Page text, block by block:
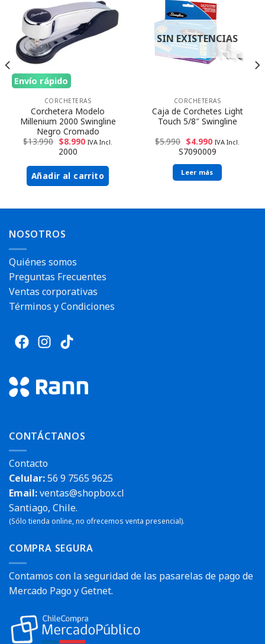
Envío rápido
CORCHETERAS
Corchetera Modelo
Millenium 2000 Swingline
Negro Cromado
$13.990 $8.990 IVA Incl.
2000
Añadir al carrito
SIN EXISTENCIAS
CORCHETERAS
Caja de Corchetes Light
Touch 5/8″ Swingline
$5.990 $4.990 IVA Incl.
S7090009
Leer más
NOSOTROS
Quiénes somos
Preguntas Frecuentes
Ventas corporativas
Términos y Condiciones
CONTÁCTANOS
Contacto
Celular:56 9 7565 9625
Email:ventas@shopbox.cl
Santiago, Chile.
(Sólo tienda online, no ofrecemos venta presencial).
COMPRA SEGURA
Contamos con la seguridad de las pasarelas de pago de
Mercado Pago y Getnet.